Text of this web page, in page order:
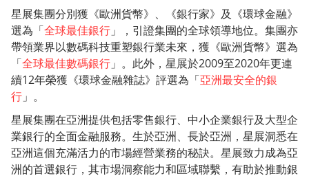
星展集團分別獲《歐洲貨幣》、《銀行家》及《環球金融》
選為「全球最佳銀行 」，引證集團的全球領導地位。集團亦
帶領業界以數碼科技重塑銀行業未來，獲《歐洲貨幣》選為
「全球最佳數碼銀行 」。此外，星展於2009至2020年更連
續12年榮獲《環球金融雜誌》評選為「亞洲最安全的銀
行 」。
星展集團在亞洲提供包括零售銀行、中小企業銀行及大型企
業銀行的全面金融服務。生於亞洲、長於亞洲，星展洞悉在
亞洲這個充滿活力的市場經營業務的秘訣。星展致力成為亞
洲的首選銀行，其市場洞察能力和區域聯繫，有助於推動銀